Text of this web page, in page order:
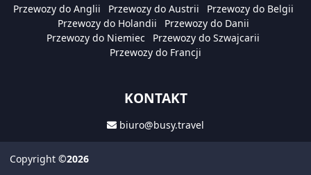
Przewozy do Anglii Przewozy do Austrii
Przewozy do Belgii
Przewozy do Holandii
Przewozy do Danii
Przewozy do Niemiec
Przewozy do Szwajcarii
Przewozy do Francji
KONTAKT
biuro@busy.travel
Copyright ©2026